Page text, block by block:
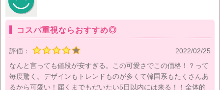
コスパ重視ならおすすめ◎
評価：
2022/02/25
なんと言っても値段が安すぎる。この可愛さでこの価格！？って
毎度驚く。デザインもトレンドものが多くて韓国系もたくさんあ
るから可愛い！届くまでもだいたい5日以内には来る！！全体的